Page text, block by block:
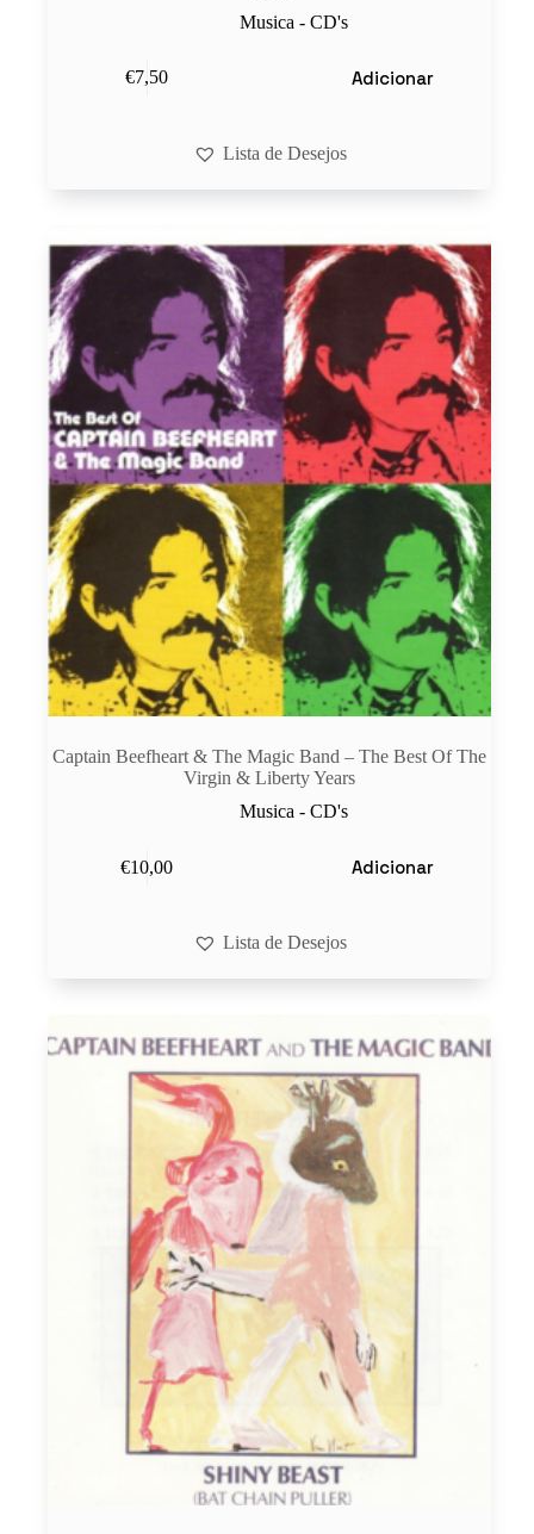
Musica - CD's
€7,50 Adicionar
Lista de Desejos
Captain Beefheart & The Magic Band – The Best Of The
Virgin & Liberty Years
Musica - CD's
€10,00 Adicionar
Lista de Desejos